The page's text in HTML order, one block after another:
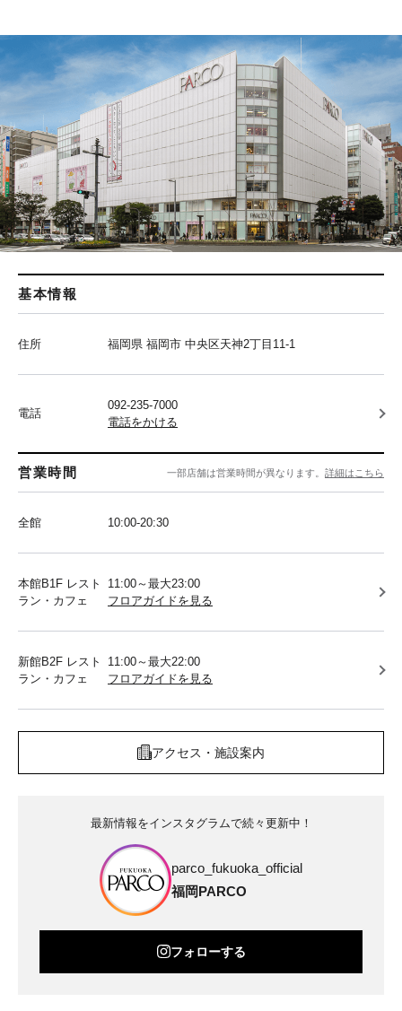
基本情報
住所 福岡県 福岡市 中央区天神2丁目11-1
電話
092-235-7000
電話をかける
営業時間 一部店舗は営業時間が異なります。 詳細はこちら
全館 10:00-20:30
本館B1F レスト
ラン・カフェ
11:00～最大23:00
フロアガイドを見る
新館B2F レスト
ラン・カフェ
11:00～最大22:00
フロアガイドを見る
アクセス・施設案内
最新情報をインスタグラムで続々更新中！
parco_fukuoka_official
福岡PARCO
フォローする